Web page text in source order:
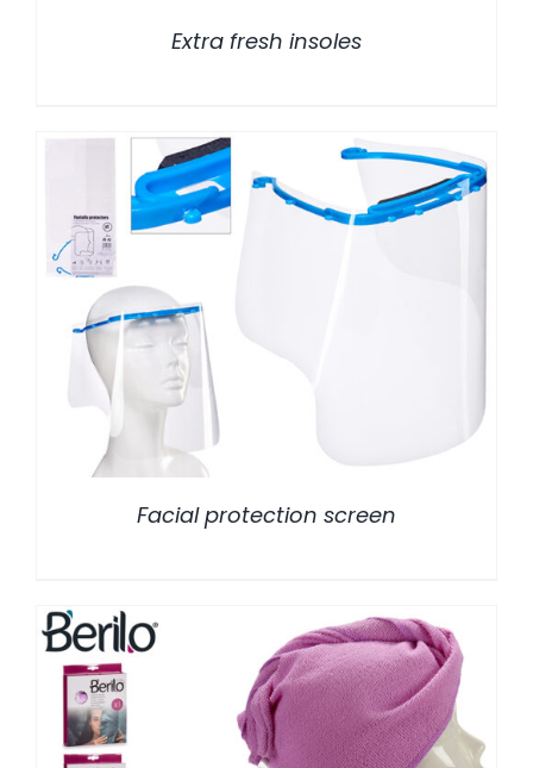
Extra fresh insoles
Facial protection screen